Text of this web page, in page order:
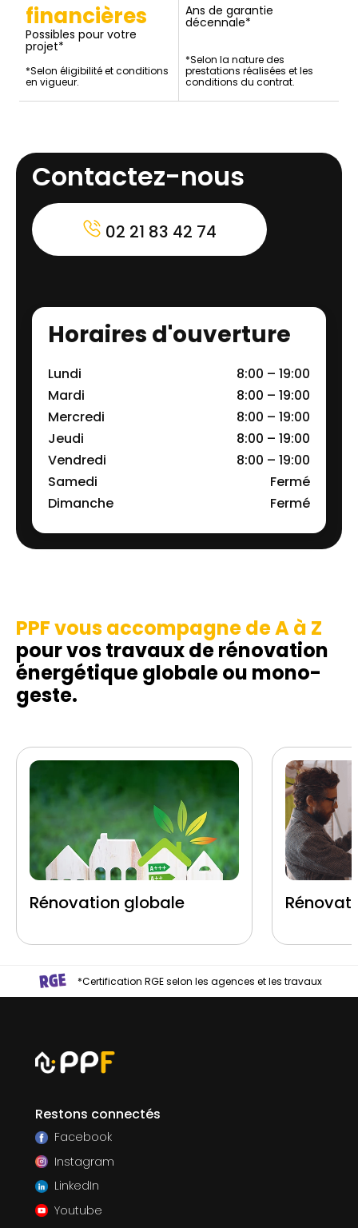
financières
Possibles pour votre
projet*
*Selon éligibilité et conditions
en vigueur.
Ans de garantie
décennale*
*Selon la nature des
prestations réalisées et les
conditions du contrat.
Contactez-nous
02 21 83 42 74
Horaires d'ouverture
Lundi
8:00 – 19:00
Mardi
8:00 – 19:00
Mercredi
8:00 – 19:00
Jeudi
8:00 – 19:00
Vendredi
8:00 – 19:00
Samedi
Fermé
Dimanche
Fermé
PPF vous accompagne de A à Z
pour vos travaux de rénovation
énergétique globale ou mono-
geste.
Rénovation globale
*Certification RGE selon les agences et les travaux
Restons connectés
Facebook
Instagram
LinkedIn
Youtube